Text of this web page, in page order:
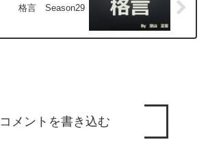
格言 Season29
コメントを書き込む